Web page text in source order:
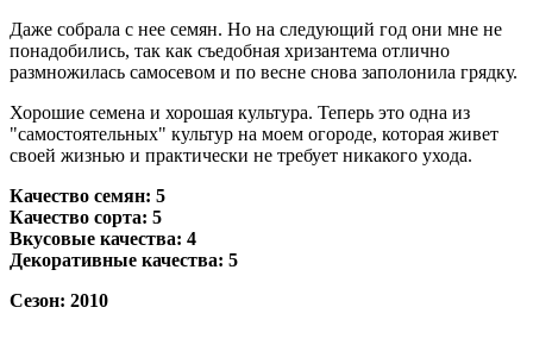
Даже собрала с нее семян. Но на следующий год они мне не
понадобились, так как съедобная хризантема отлично
размножилась самосевом и по весне снова заполонила грядку.
Хорошие семена и хорошая культура. Теперь это одна из
"самостоятельных" культур на моем огороде, которая живет
своей жизнью и практически не требует никакого ухода.
Качество семян: 5
Качество сорта: 5
Вкусовые качества: 4
Декоративные качества: 5
Сезон: 2010